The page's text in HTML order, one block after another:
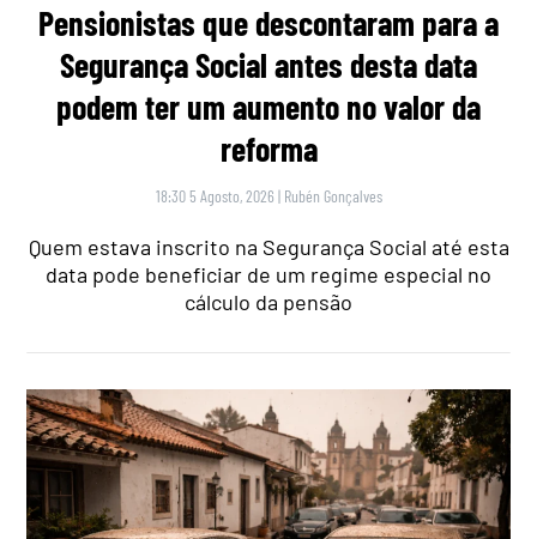
Pensionistas que descontaram para a
Segurança Social antes desta data
podem ter um aumento no valor da
reforma
18:30 5 Agosto, 2026 | Rubén Gonçalves
Quem estava inscrito na Segurança Social até esta
data pode beneficiar de um regime especial no
cálculo da pensão